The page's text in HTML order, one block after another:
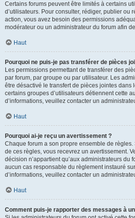
Certains forums peuvent être limités à certains
d’utilisateurs. Pour consulter, rédiger, publier ou
action, vous avez besoin des permissions
modérateur ou un administrateur du forum afin
Haut
Pourquoi ne puis-je pas transférer de pièces
Les permissions permettant de transférer des
par forum, par groupe ou par utilisateur. Les
être désactivé le transfert de pièces jointes dans
certains groupes d’utilisateurs détiennent cette
d’informations, veuillez contacter un
Haut
Pourquoi ai-je reçu un avertissement ?
Chaque forum a son propre ensemble de
de ces règles, vous recevrez un avertissement.
décision n’appartient qu’aux administrateurs du
aucun cas responsable du règlement instauré
d’informations, veuillez contacter un
Haut
Comment puis-je rapporter des messages à